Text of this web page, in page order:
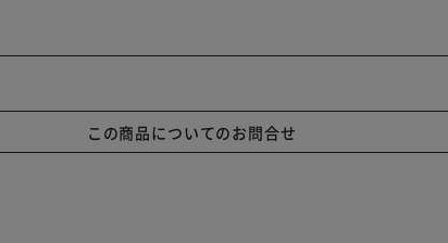
この商品についてのお問合せ